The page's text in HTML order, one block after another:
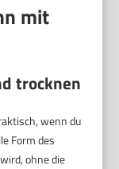
mit
trocknen
wenn du
Form des
ohne die